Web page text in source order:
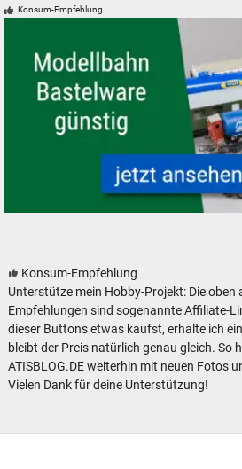
Konsum-Empfehlung
Konsum-Empfehlung
Unterstütze mein Hobby-Projekt: Die
Empfehlungen sind sogenannte Affiliate-
dieser Buttons etwas kaufst, erhalte ich
bleibt der Preis natürlich genau gleich. So
ATISBLOG.DE weiterhin mit neuen Fotos
Vielen Dank für deine Unterstützung!